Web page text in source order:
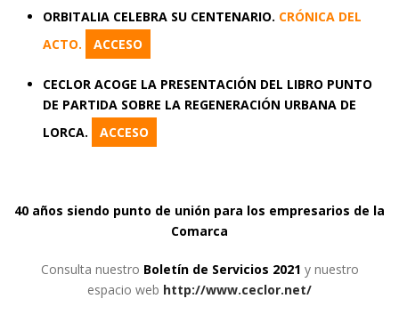
ORBITALIA CELEBRA SU CENTENARIO. CRÓNICA DEL
ACTO.
ACCESO
CECLOR ACOGE LA PRESENTACIÓN DEL LIBRO PUNTO
DE PARTIDA SOBRE LA REGENERACIÓN URBANA DE
LORCA.
ACCESO
40 años siendo punto de unión para los empresarios de la
Comarca
Consulta nuestro Boletín de Servicios 2021 y nuestro
espacio web http://www.ceclor.net/